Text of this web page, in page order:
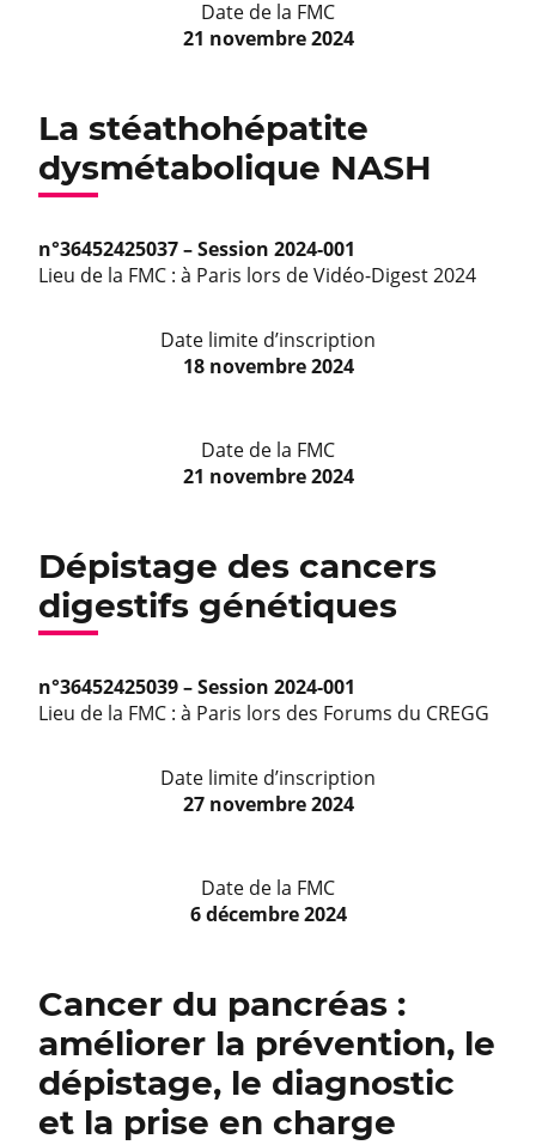
Date de la FMC
21 novembre 2024
La stéathohépatite
dysmétabolique NASH
n°36452425037 – Session 2024-001
Lieu de la FMC : à Paris lors de Vidéo-Digest 2024
Date limite d’inscription
18 novembre 2024
Date de la FMC
21 novembre 2024
Dépistage des cancers
digestifs génétiques
n°36452425039 – Session 2024-001
Lieu de la FMC : à Paris lors des Forums du CREGG
Date limite d’inscription
27 novembre 2024
Date de la FMC
6 décembre 2024
Cancer du pancréas :
améliorer la prévention, le
dépistage, le diagnostic
et la prise en charge